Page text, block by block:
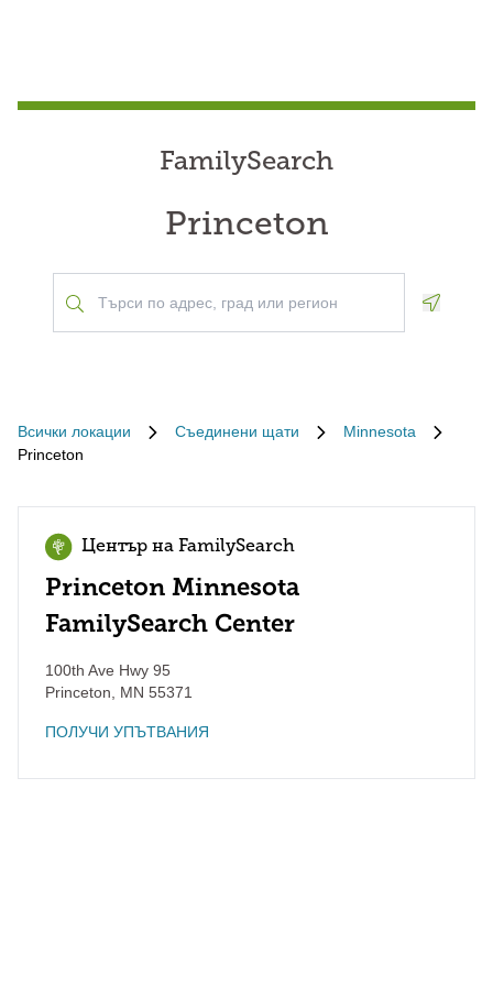
FamilySearch
Princeton
Всички локации Съединени щати
Minnesota
Princeton
Център на FamilySearch
Princeton Minnesota
FamilySearch Center
100th Ave Hwy 95
Princeton
MN 55371
ПОЛУЧИ УПЪТВАНИЯ